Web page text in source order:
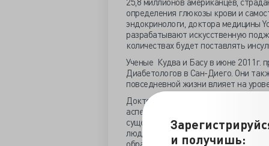
и получишь:
определения глюкозы крови и
эндокринологи, доктора медицины
разрабатывают искусственную
количествах будет поставлять
Ученые Кудва и Басу в июне 2011г.
Диабетологов в Сан-Диего. Они
повседневной жизни влияет на
Доктор Кудва и другие
аспектов диабета и ожирения.
существенном влиянии физической
людей с 1 типом диабета. "Можно
образом это феномен может